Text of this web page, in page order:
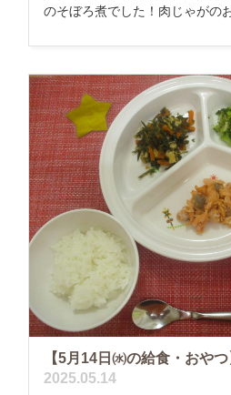
のそぼろ煮でした！肉じゃがの
【5月14日㈬の給食・おやつ
2025.05.14